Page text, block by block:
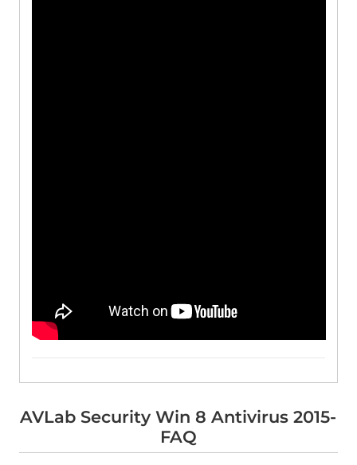
AVLab Security Win 8Antivirus 2015-
FAQ